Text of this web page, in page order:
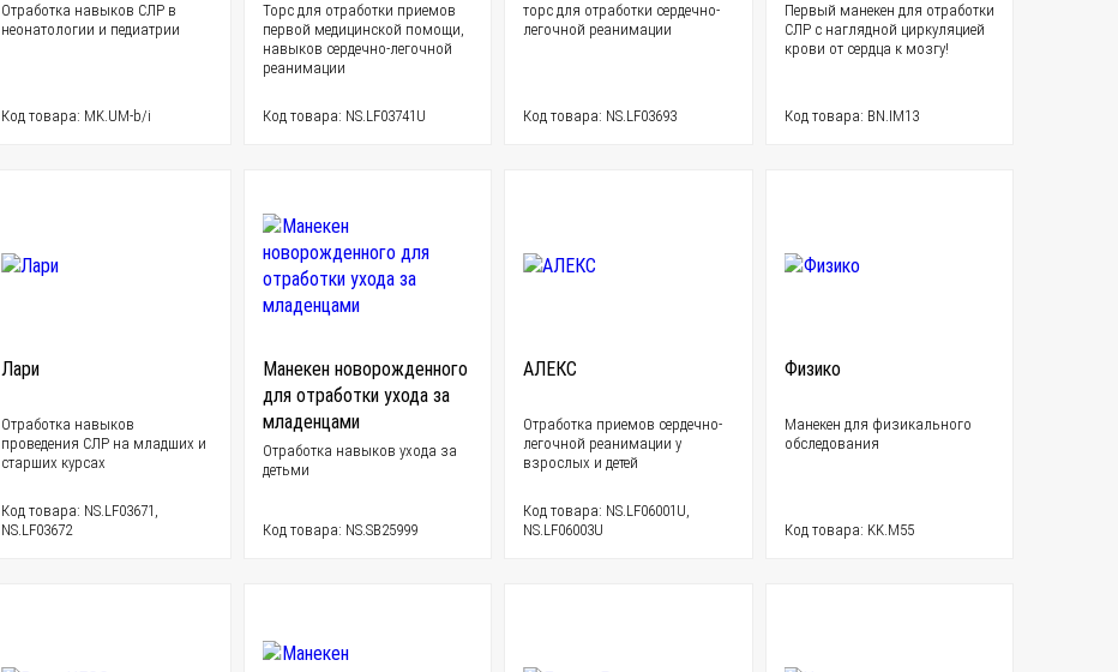
Отработка навыков СЛР в
неонатологии и педиатрии
Код товара: MK.UM-b/i
Торс для отработки приемов
первой медицинской помощи,
навыков сердечно-легочной
реанимации
Код товара: NS.LF03741U
торс для отработки сердечно-
легочной реанимации
Код товара: NS.LF03693
Первый манекен для отработки
СЛР с наглядной циркуляцией
крови от сердца к мозгу!
Код товара: BN.IM13
Лари
Отработка навыков
проведения СЛР на младших и
старших курсах
Код товара: NS.LF03671,
NS.LF03672
Манекен новорожденного
для отработки ухода за
младенцами
Отработка навыков ухода за
детьми
Код товара: NS.SB25999
АЛЕКС
Отработка приемов сердечно-
легочной реанимации у
взрослых и детей
Код товара: NS.LF06001U,
NS.LF06003U
Физико
Манекен для физикального
обследования
Код товара: KK.M55